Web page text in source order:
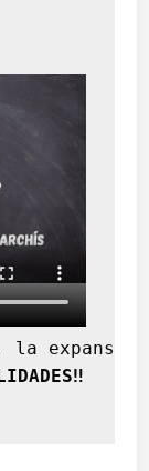
la